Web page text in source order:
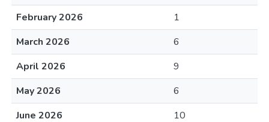
February 2026
1
March 2026
6
April 2026
9
May 2026
6
June 2026
10